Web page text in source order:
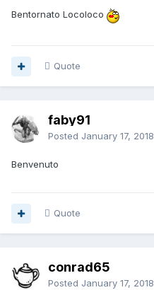
Bentornato Locoloco
Quote
faby91
Posted January 17, 2018
Benvenuto
Quote
conrad65
Posted January 17, 2018